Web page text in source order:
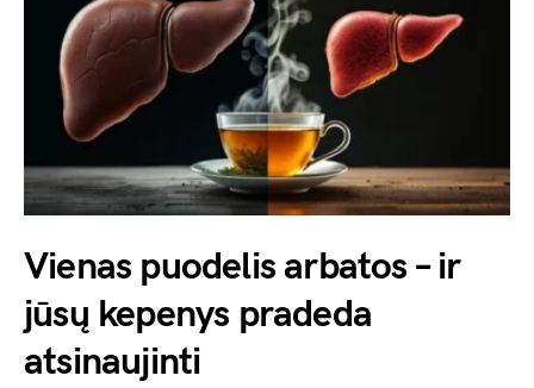
Vienas puodelis arbatos – ir
jūsų kepenys pradeda
atsinaujinti